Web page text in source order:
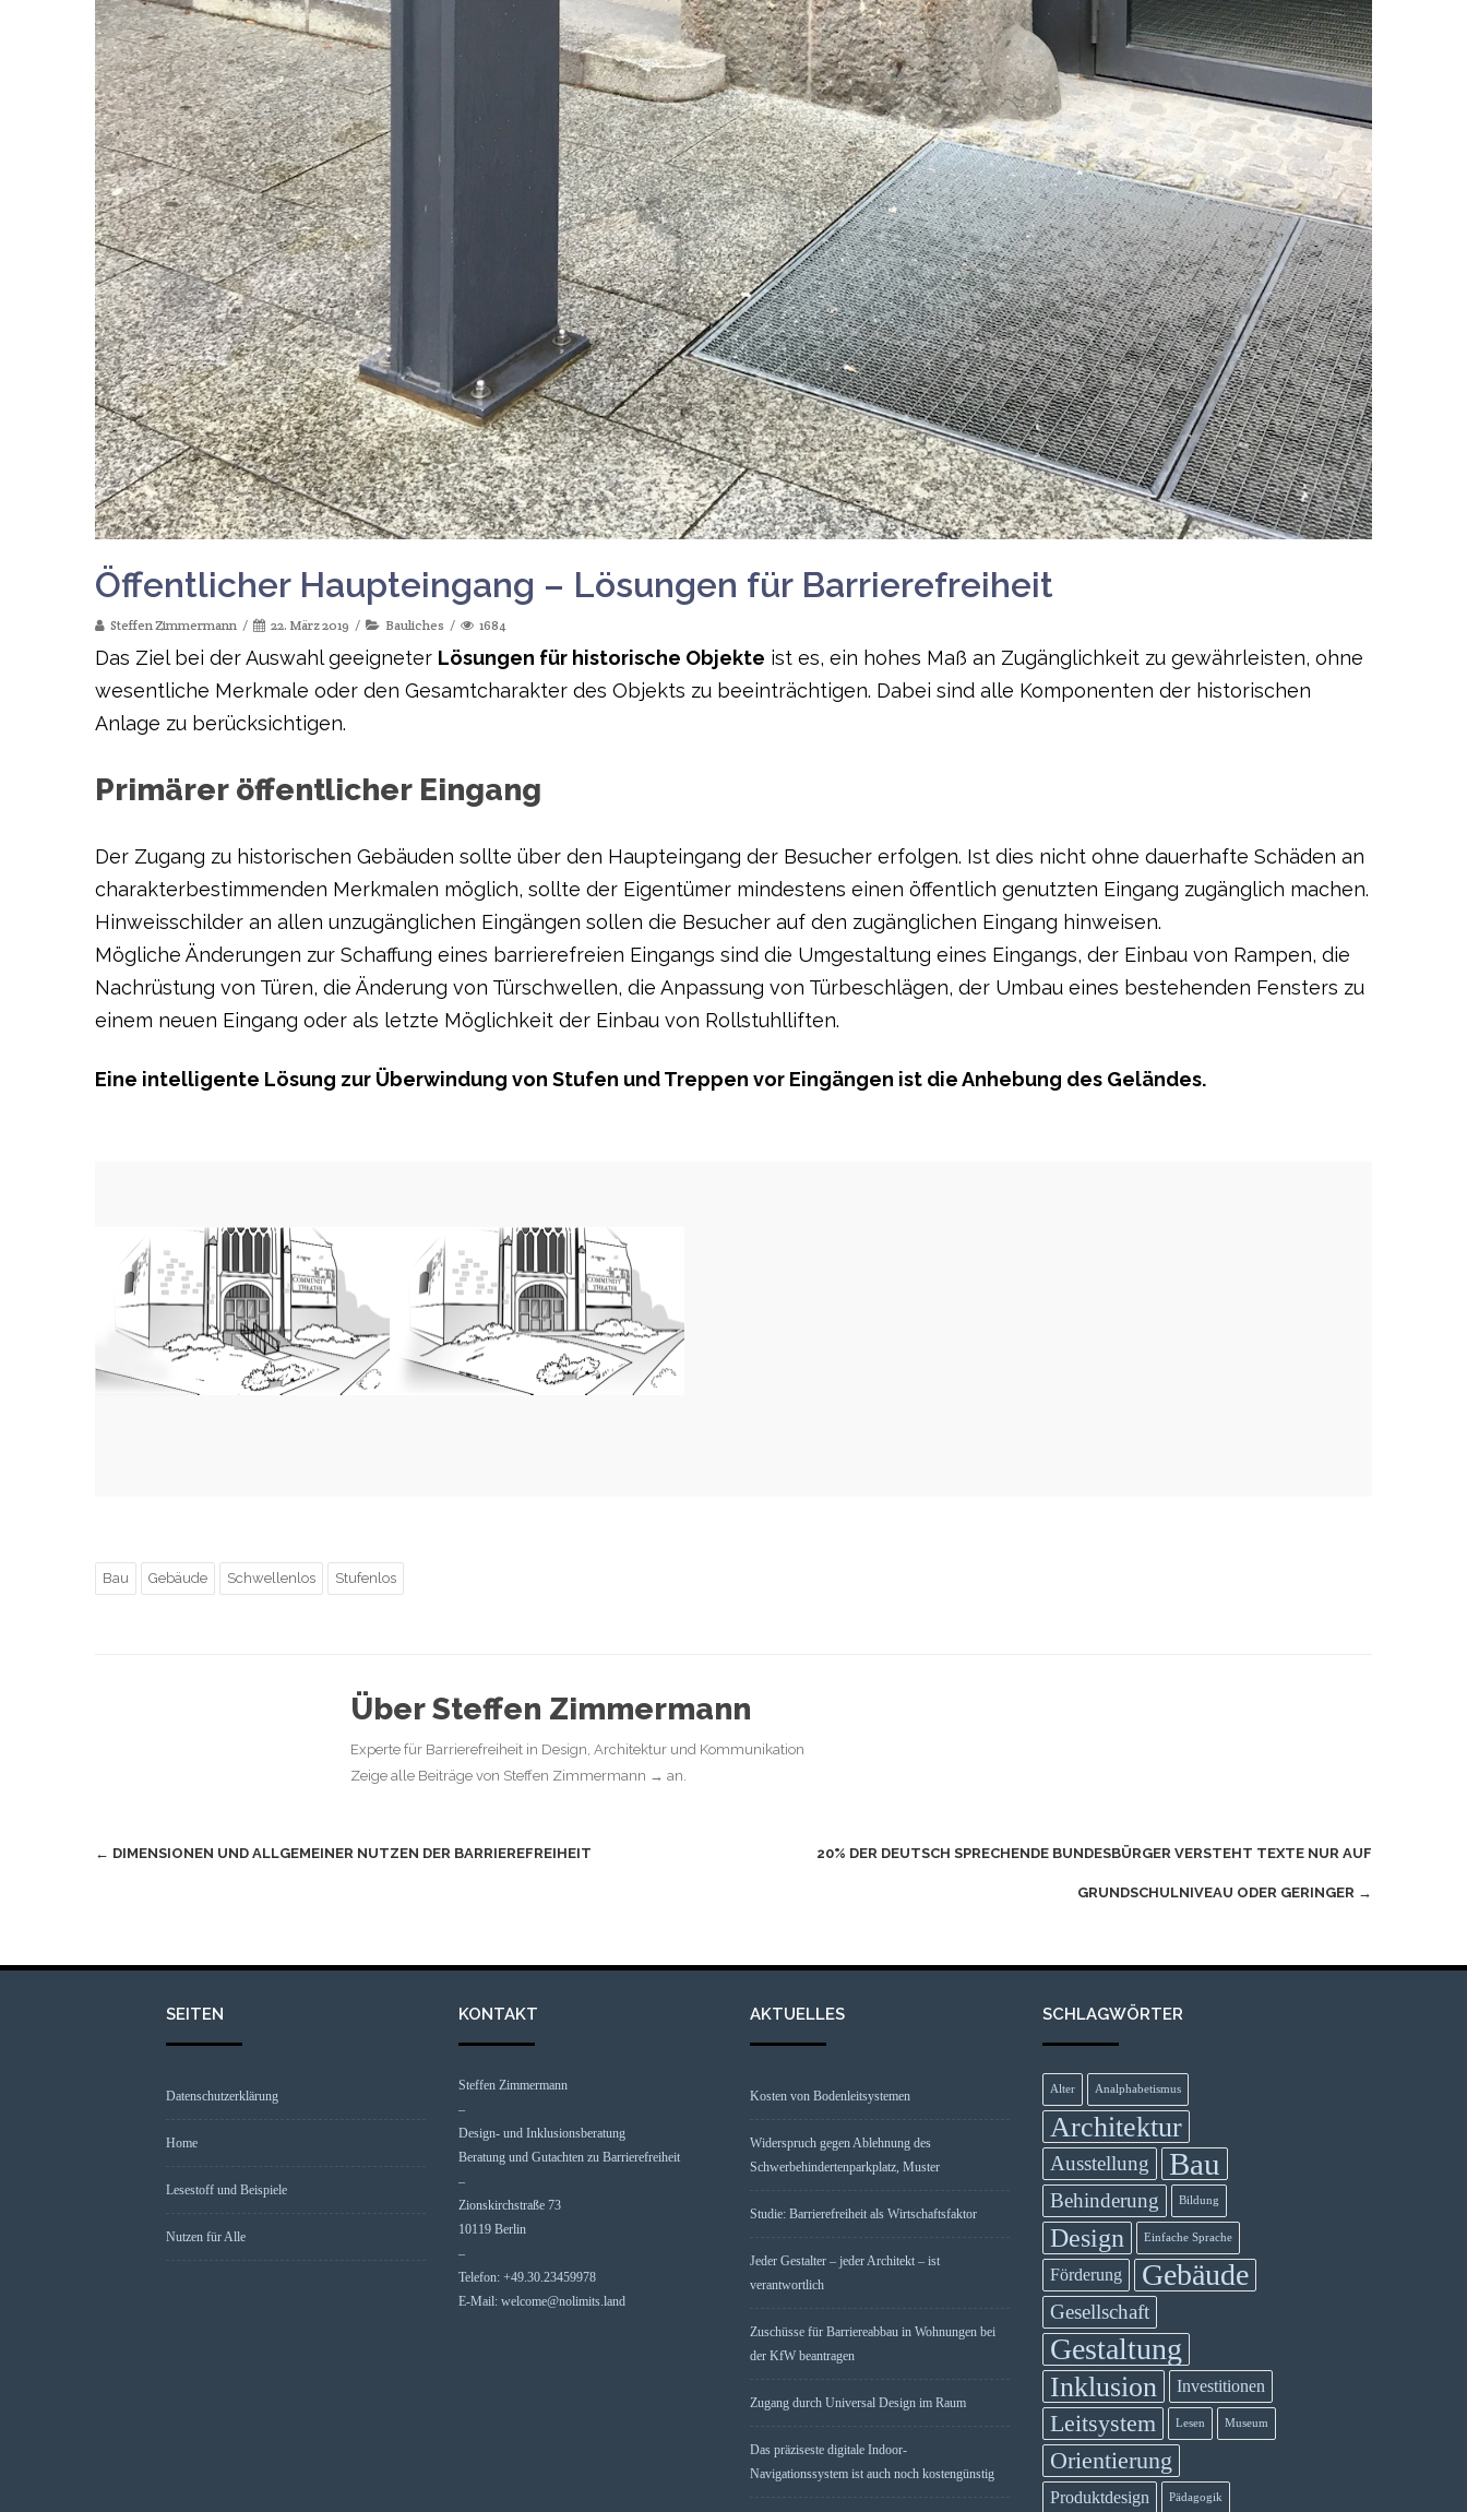
Öffentlicher Haupteingang – Lösungen für Barrierefreiheit
Steffen Zimmermann 22. März 2019 Bauliches 1684
Das Ziel bei der Auswahl geeigneter Lösungen für historische Objekte ist es, ein hohes Maß an Zugänglichkeit zu gewährleisten, ohne
wesentliche Merkmale oder den Gesamtcharakter des Objekts zu beeinträchtigen. Dabei sind alle Komponenten der historischen
Anlage zu berücksichtigen.
Primärer öffentlicher Eingang
Der Zugang zu historischen Gebäuden sollte über den Haupteingang der Besucher erfolgen. Ist dies nicht ohne dauerhafte Schäden an
charakterbestimmenden Merkmalen möglich, sollte der Eigentümer mindestens einen öffentlich genutzten Eingang zugänglich machen.
Hinweisschilder an allen unzugänglichen Eingängen sollen die Besucher auf den zugänglichen Eingang hinweisen.
Mögliche Änderungen zur Schaffung eines barrierefreien Eingangs sind die Umgestaltung eines Eingangs, der Einbau von Rampen, die
Nachrüstung von Türen, die Änderung von Türschwellen, die Anpassung von Türbeschlägen, der Umbau eines bestehenden Fensters zu
einem neuen Eingang oder als letzte Möglichkeit der Einbau von Rollstuhlliften.
Eine intelligente Lösung zur Überwindung von Stufen und Treppen vor Eingängen ist die Anhebung des Geländes.
Bau Gebäude Schwellenlos Stufenlos
Über Steffen Zimmermann
Experte für Barrierefreiheit in Design, Architektur und Kommunikation
Zeige alle Beiträge von Steffen Zimmermann → an.
Beitragsnavigation
← DIMENSIONEN UND ALLGEMEINER NUTZEN DER BARRIEREFREIHEIT 20% DER DEUTSCH SPRECHENDE BUNDESBÜRGER VERSTEHT TEXTE NUR AUF
GRUNDSCHULNIVEAU ODER GERINGER →
SEITEN
Datenschutzerklärung
Home
Lesestoff und Beispiele
Nutzen für Alle
KONTAKT
Steffen Zimmermann
–
Design- und Inklusionsberatung
Beratung und Gutachten zu Barrierefreiheit
–
Zionskirchstraße 73
10119 Berlin
–
Telefon: +49.30.23459978
E-Mail: welcome@nolimits.land
AKTUELLES
Kosten von Bodenleitsystemen
Widerspruch gegen Ablehnung des
Schwerbehindertenparkplatz, Muster
Studie: Barrierefreiheit als Wirtschaftsfaktor
Jeder Gestalter – jeder Architekt – ist
verantwortlich
Zuschüsse für Barriereabbau in Wohnungen bei
der KfW beantragen
Zugang durch Universal Design im Raum
Das präziseste digitale Indoor-
Navigationssystem ist auch noch kostengünstig
SCHLAGWÖRTER
Alter Analphabetismus
Architektur
Ausstellung Bau
Behinderung Bildung
Design Einfache Sprache
Förderung Gebäude
Gesellschaft
Gestaltung
Inklusion Investitionen
Leitsystem Lesen Museum
Orientierung
Produktdesign Pädagogik